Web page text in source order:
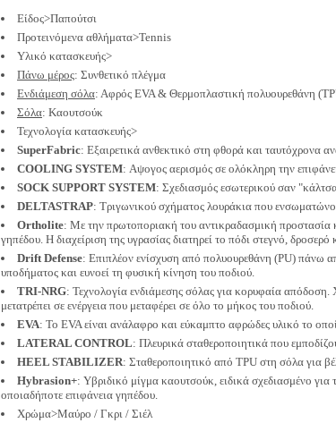
Είδος>Παπούτσι
Προτεινόμενα αθλήματα>Tennis
Υλικό κατασκευής>
Πάνω μέρος: Συνθετικό πλέγμα
Ενδιάμεση σόλα: Αφρός EVA & Θερμοπλαστική πολυουρεθάνη
Σόλα: Καουτσούκ
Τεχνολογία κατασκευής>
SuperFabric: Εξαιρετικά ανθεκτικό στη φθορά και ταυτόχρονα
COOLING SYSTEM: Αψογος αερισμός σε ολόκληρη την
SOCK SUPPORT SYSTEM: Σχεδιασμός εσωτερικού σαν
DELTASTRAP: Τριγωνικού σχήματος λουράκια που
Ortholite: Με την πρωτοποριακή του αντικραδασμική προστασία
γηπέδου. Η διαχείριση της υγρασίας διατηρεί το πόδι στεγνό,
Drift Defense: Επιπλέον ενίσχυση από πολυουρεθάνη (PU) πάνω
υποδήματος και ευνοεί τη φυσική κίνηση του ποδιού.
TRI-NRG: Τεχνολογία ενδιάμεσης σόλας για κορυφαία
μετατρέπει σε ενέργεια που μεταφέρει σε όλο το μήκος του ποδιού.
EVA: To EVA είναι ανάλαφρο και εύκαμπτο αφρώδες υλικό το
LATERAL CONTROL: Πλευρικά σταθεροποιητικά που
HEEL STABILIZER: Σταθεροποιητικό από TPU στη σόλα για
Hybrasion+: Υβριδικό μίγμα καουτσούκ, ειδικά σχεδιασμένο
οποιαδήποτε επιφάνεια γηπέδου.
Χρώμα>Μαύρο / Γκρι / Σιέλ